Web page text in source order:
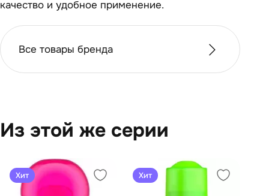
качество и удобное применение.
Все товары бренда
Из этой же серии
Хит Хит